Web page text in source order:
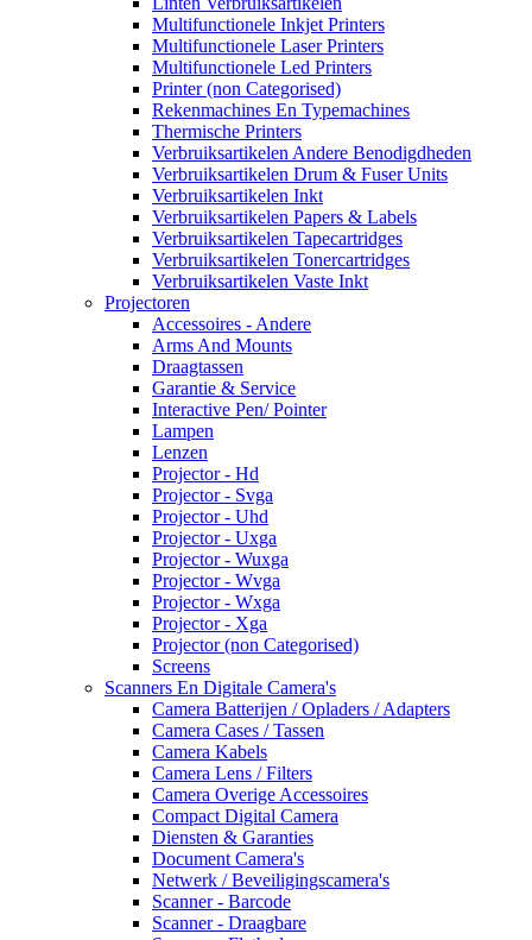
Multifunctionele Inkjet Printers
Multifunctionele Laser Printers
Multifunctionele Led Printers
Printer (non Categorised)
Rekenmachines En Typemachines
Thermische Printers
Verbruiksartikelen Andere Benodigdheden
Verbruiksartikelen Drum & Fuser Units
Verbruiksartikelen Inkt
Verbruiksartikelen Papers & Labels
Verbruiksartikelen Tapecartridges
Verbruiksartikelen Tonercartridges
Verbruiksartikelen Vaste Inkt
Projectoren
Accessoires - Andere
Arms And Mounts
Draagtassen
Garantie & Service
Interactive Pen/ Pointer
Lampen
Lenzen
Projector - Hd
Projector - Svga
Projector - Uhd
Projector - Uxga
Projector - Wuxga
Projector - Wvga
Projector - Wxga
Projector - Xga
Projector (non Categorised)
Screens
Scanners En Digitale Camera's
Camera Batterijen / Opladers / Adapters
Camera Cases / Tassen
Camera Kabels
Camera Lens / Filters
Camera Overige Accessoires
Compact Digital Camera
Diensten & Garanties
Document Camera's
Netwerk / Beveiligingscamera's
Scanner - Barcode
Scanner - Draagbare